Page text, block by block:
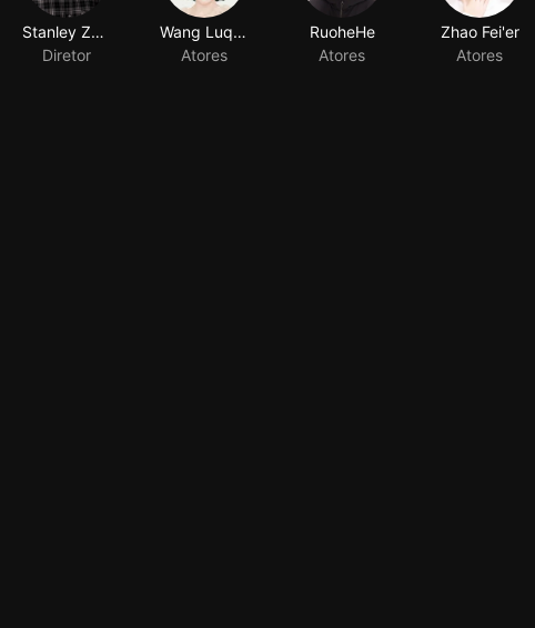
Stanley Zhang
Diretor
Wang Luqing
Atores
RuoheHe
Atores
Zhao Fei'er
Atores